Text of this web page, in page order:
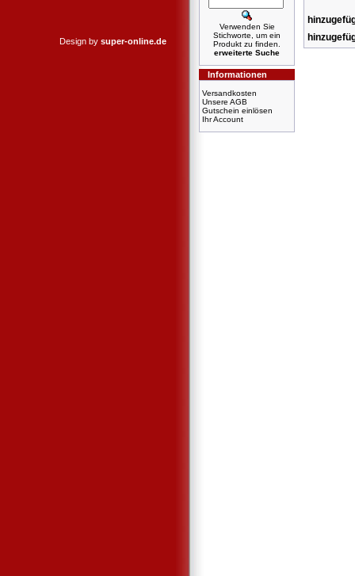
Design by super-online.de
Verwenden Sie
Stichworte, um ein
Produkt zu finden.
erweiterte Suche
Informationen
Versandkosten
Unsere AGB
Gutschein einlösen
Ihr Account